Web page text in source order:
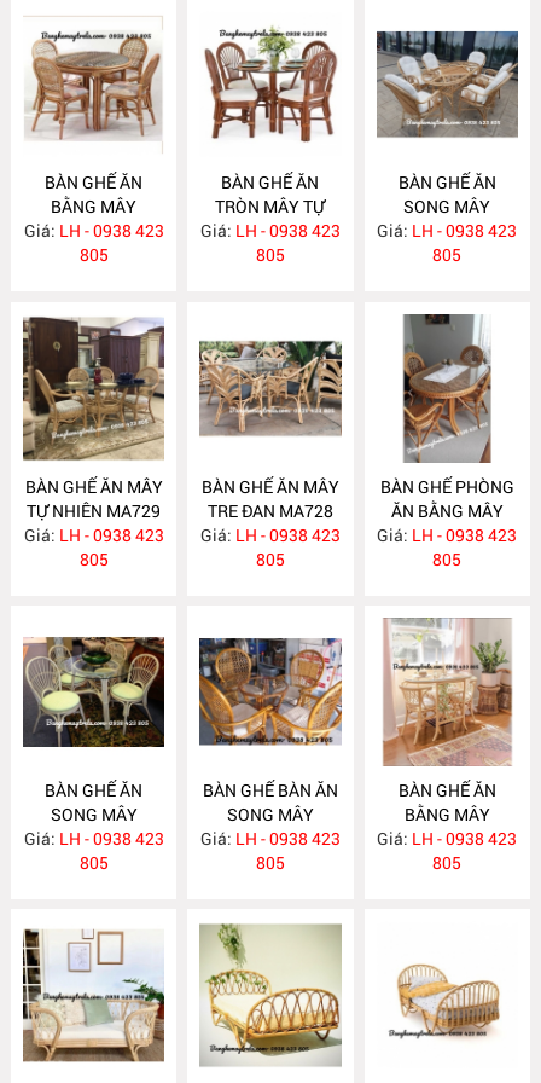
BÀN GHẾ ĂN
BẰNG MÂY
MA732
Giá: LH - 0938 423
805
BÀN GHẾ ĂN
TRÒN MÂY TỰ
NHIÊN MA731
Giá: LH - 0938 423
805
BÀN GHẾ ĂN
SONG MÂY
MA730
Giá: LH - 0938 423
805
BÀN GHẾ ĂN MÂY
TỰ NHIÊN MA729
Giá: LH - 0938 423
805
BÀN GHẾ ĂN MÂY
TRE ĐAN MA728
Giá: LH - 0938 423
805
BÀN GHẾ PHÒNG
ĂN BẰNG MÂY
MA727
Giá: LH - 0938 423
805
BÀN GHẾ ĂN
SONG MÂY
MA726
Giá: LH - 0938 423
805
BÀN GHẾ BÀN ĂN
SONG MÂY
MA725
Giá: LH - 0938 423
805
BÀN GHẾ ĂN
BẰNG MÂY
MA724
Giá: LH - 0938 423
805